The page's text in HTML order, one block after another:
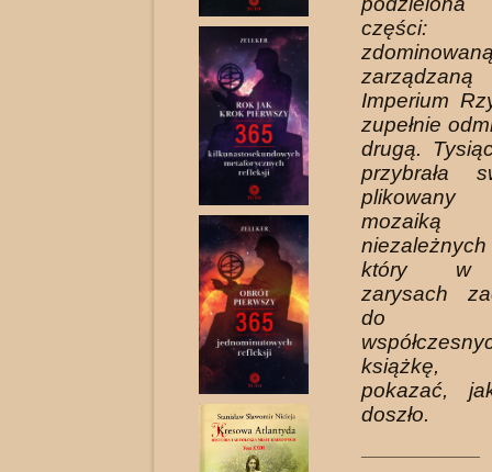
Imperium
zupełnie
drugą.
przybrała
plikowany
mozaiką
który w
zarysach
do
książkę,
pokazać,
doszło.